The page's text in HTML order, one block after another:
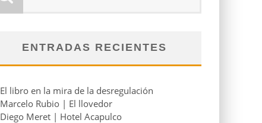
ENTRADAS RECIENTES
El libro en la mira de la desregulación
Marcelo Rubio | El llovedor
Diego Meret | Hotel Acapulco